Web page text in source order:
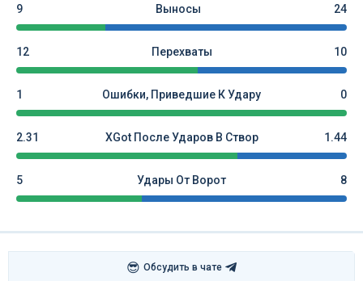
9 Выносы 24
12 Перехваты 10
1 Ошибки, Приведшие К Удару 0
2.31 XGot После Ударов В Створ 1.44
5 Удары От Ворот 8
😎 Обсудить в чате